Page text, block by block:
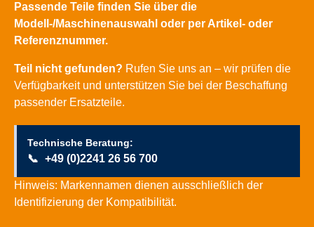
Passende Teile finden Sie über die
Modell-/Maschinenauswahl oder per Artikel- oder
Referenznummer.
Teil nicht gefunden? Rufen Sie uns an – wir prüfen die
Verfügbarkeit und unterstützen Sie bei der Beschaffung
passender Ersatzteile.
Technische Beratung:
📞 +49 (0)2241 26 56 700
Hinweis: Markennamen dienen ausschließlich der
Identifizierung der Kompatibilität.